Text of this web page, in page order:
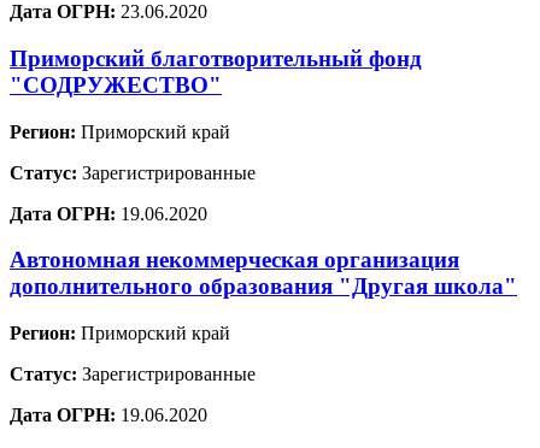
Дата ОГРН: 23.06.2020
Приморский благотворительный фонд
"СОДРУЖЕСТВО"
Регион: Приморский край
Статус: Зарегистрированные
Дата ОГРН: 19.06.2020
Автономная некоммерческая организация
дополнительного образования "Другая школа"
Регион: Приморский край
Статус: Зарегистрированные
Дата ОГРН: 19.06.2020